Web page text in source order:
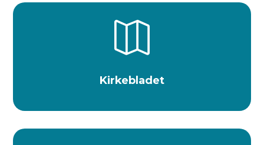

Kirkebladet